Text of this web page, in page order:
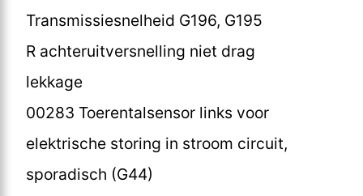
Transmissiesnelheid G196, G195
R achteruitversnelling niet drag
lekkage
00283 Toerentalsensor links voor
elektrische storing in stroom circuit,
sporadisch (G44)